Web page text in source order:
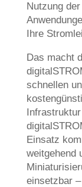
Nutzung
Ihre
Das macht
schnellen
Einsatz
weitgehend
einsetzbar